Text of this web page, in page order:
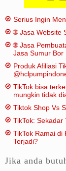
Serius Ingin
🌐 Jasa Website
🌐 Jasa
Jasa Sumur Bor
Produk Afiliasi
TikTok bisa
mungkin tidak
Tiktok Shop Vs
TikTok:
TikTok Ramai di
Terjadi?
Jika anda